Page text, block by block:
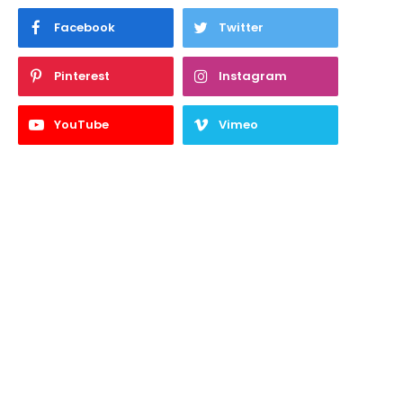
Facebook Twitter
Pinterest Instagram
YouTube Vimeo